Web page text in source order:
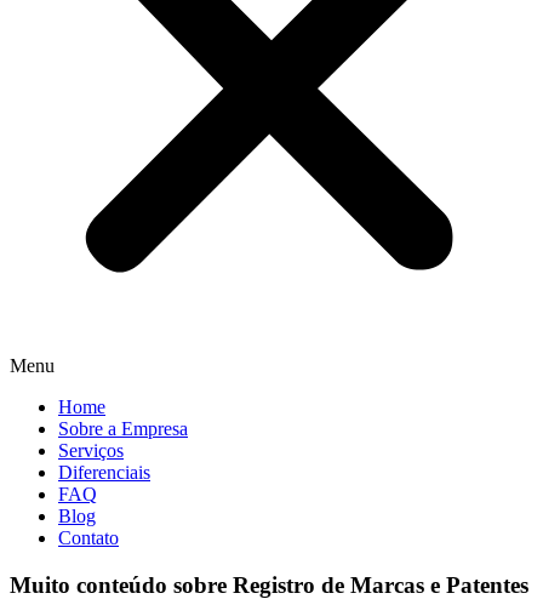
Menu
Home
Sobre a Empresa
Serviços
Diferenciais
FAQ
Blog
Contato
Muito conteúdo sobre Registro de Marcas e Patentes